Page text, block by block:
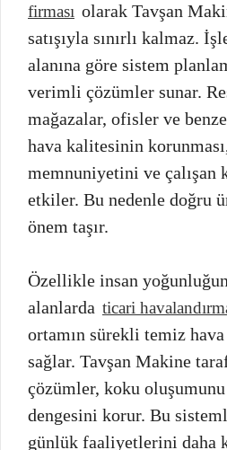
firması olarak Tavşan
satışıyla sınırlı kalmaz.
alanına göre sistem
verimli çözümler sunar.
mağazalar, ofisler ve
hava kalitesinin
memnuniyetini ve çalışan
etkiler. Bu nedenle doğru
önem taşır.
Özellikle insan
alanlarda ticari
ortamın sürekli temiz
sağlar. Tavşan Makine
çözümler, koku
dengesini korur. Bu
günlük faaliyetlerini daha